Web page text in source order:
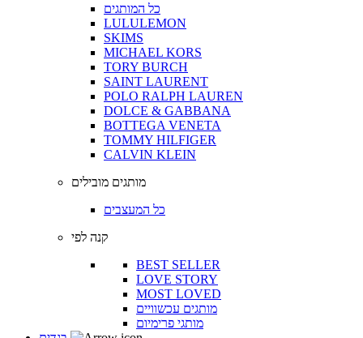
כל המותגים
LULULEMON
SKIMS
MICHAEL KORS
TORY BURCH
SAINT LAURENT
POLO RALPH LAUREN
DOLCE & GABBANA
BOTTEGA VENETA
TOMMY HILFIGER
CALVIN KLEIN
מותגים מובילים
כל המעצבים
קנה לפי
BEST SELLER
LOVE STORY
MOST LOVED
מותגים עכשוויים
מותגי פרימיום